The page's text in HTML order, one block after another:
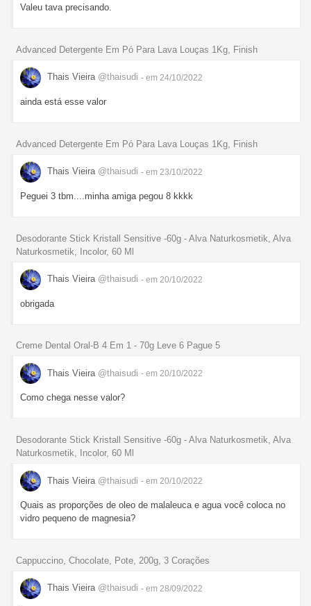
Valeu tava precisando.
Advanced Detergente Em Pó Para Lava Louças 1Kg, Finish
Thais Vieira @thaisudi - em 24/10/2022
ainda está esse valor
Advanced Detergente Em Pó Para Lava Louças 1Kg, Finish
Thais Vieira @thaisudi - em 23/10/2022
Peguei 3 tbm....minha amiga pegou 8 kkkk
Desodorante Stick Kristall Sensitive -60g - Alva Naturkosmetik, Alva
Naturkosmetik, Incolor, 60 Ml
Thais Vieira @thaisudi - em 20/10/2022
obrigada
Creme Dental Oral-B 4 Em 1 - 70g Leve 6 Pague 5
Thais Vieira @thaisudi - em 20/10/2022
Como chega nesse valor?
Desodorante Stick Kristall Sensitive -60g - Alva Naturkosmetik, Alva
Naturkosmetik, Incolor, 60 Ml
Thais Vieira @thaisudi - em 20/10/2022
Quais as proporções de oleo de malaleuca e agua você coloca no
vidro pequeno de magnesia?
Cappuccino, Chocolate, Pote, 200g, 3 Corações
Thais Vieira @thaisudi - em 28/09/2022